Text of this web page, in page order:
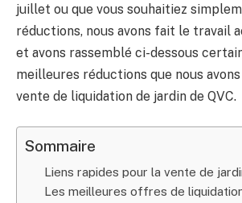
juillet ou que vous souhaitiez
réductions, nous avons fait le travail
et avons rassemblé ci-dessous
meilleures réductions que nous avons
vente de liquidation de jardin de QVC.
Sommaire
Liens rapides pour la vente de
Les meilleures offres de